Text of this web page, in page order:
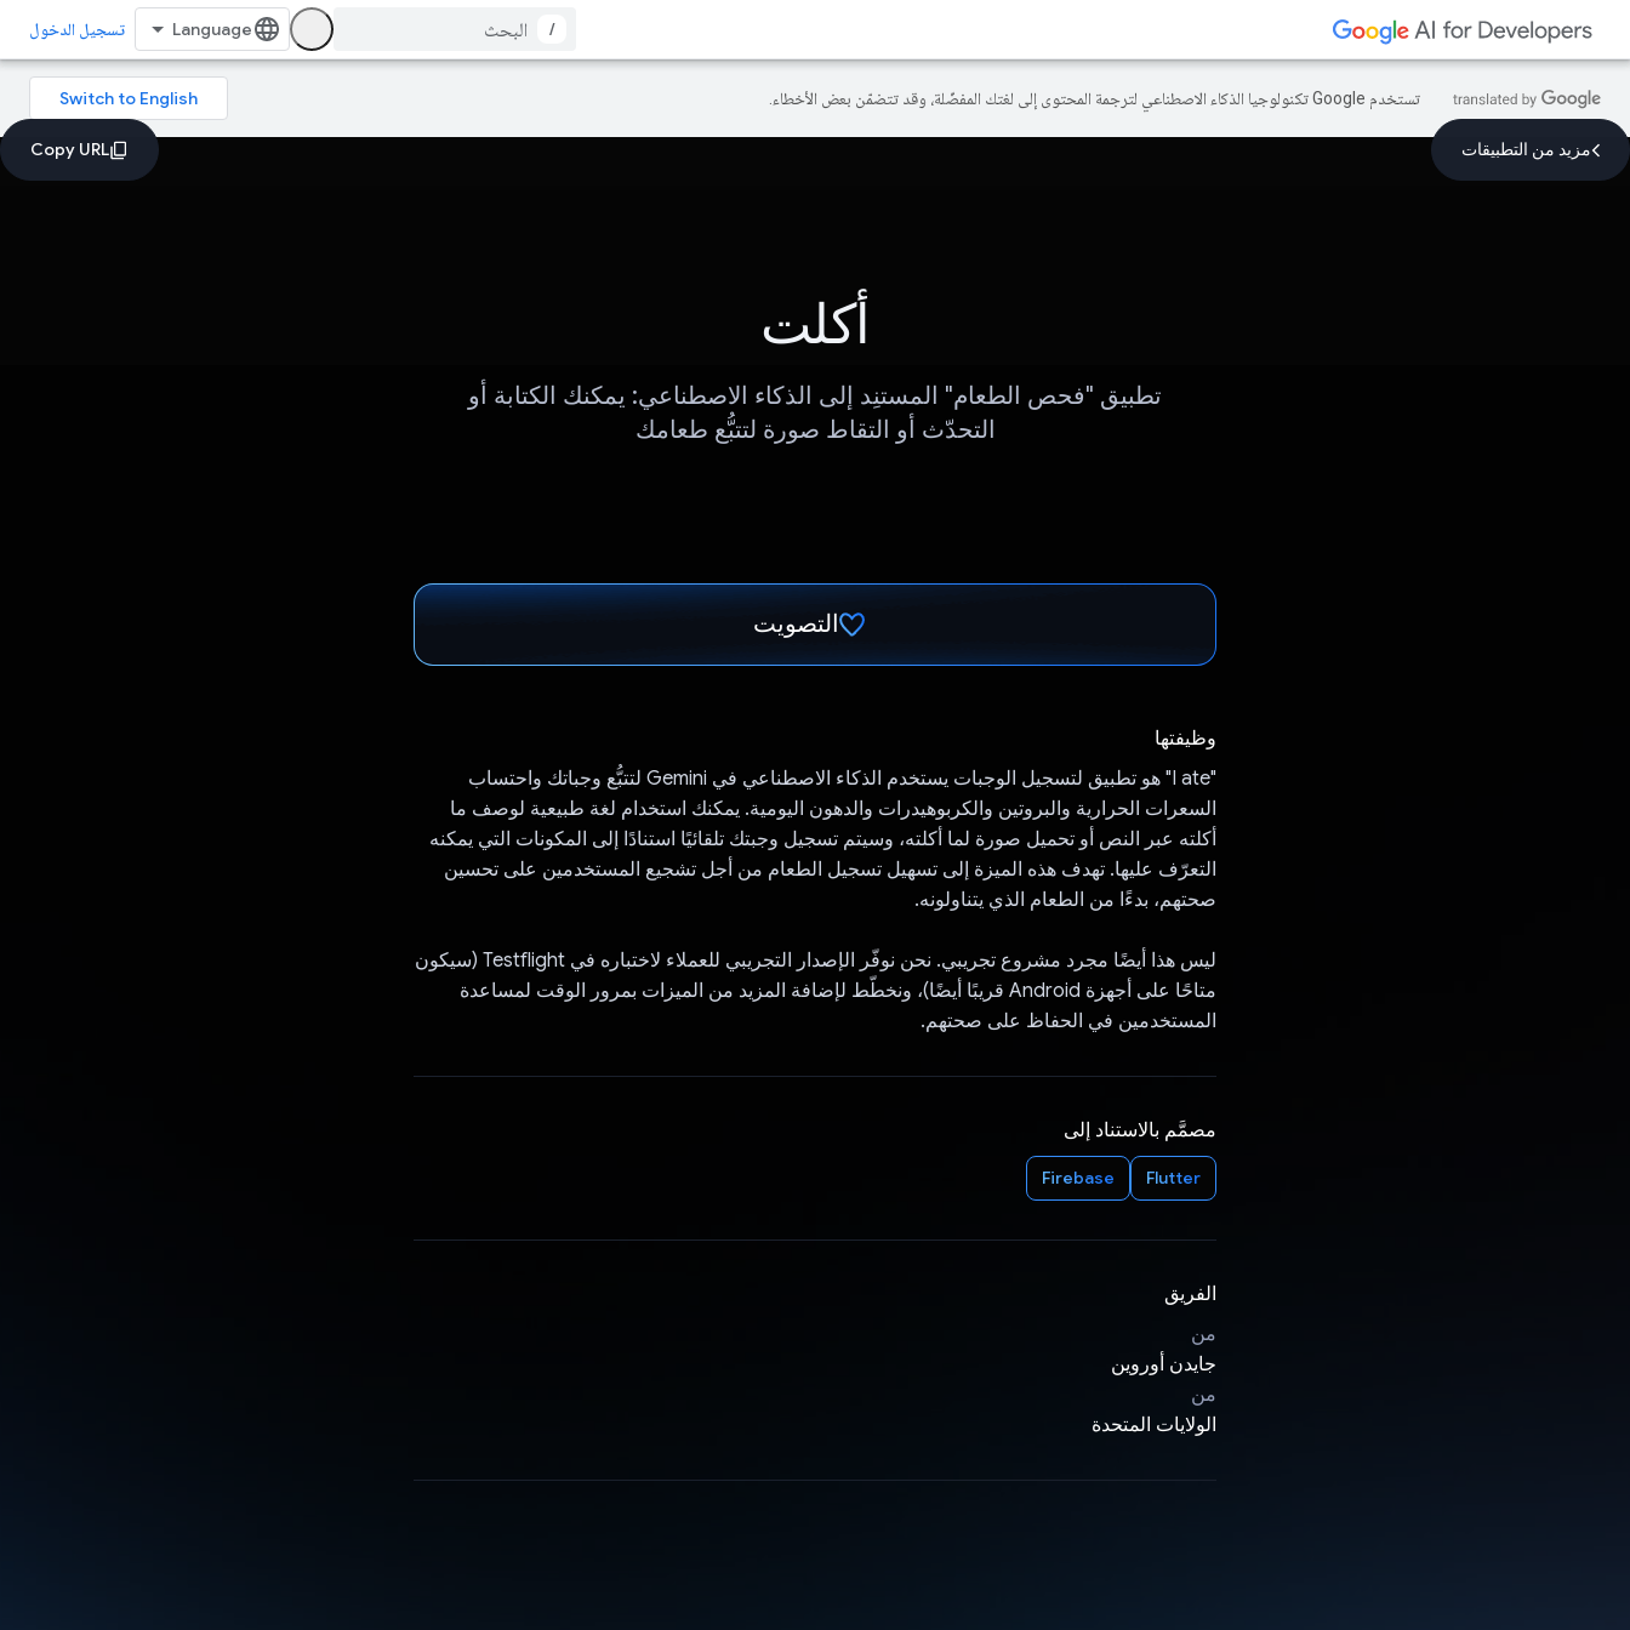
/ تسجيل الدخول
تستخدم Google تكنولوجيا الذكاء الاصطناعي لترجمة المحتوى إلى لغتك المفضّلة، وقد تتضمّن بعض الأخطاء.
مزيد من التطبيقات
أكلت
تطبيق "فحص الطعام" المستنِد إلى الذكاء الاصطناعي: يمكنك الكتابة أو
التحدّث أو التقاط صورة لتتبُّع طعامك
التصويت
وظيفتها
"I ate" هو تطبيق لتسجيل الوجبات يستخدم الذكاء الاصطناعي في Gemini لتتبُّع وجباتك واحتساب
السعرات الحرارية والبروتين والكربوهيدرات والدهون اليومية. يمكنك استخدام لغة طبيعية لوصف ما
أكلته عبر النص أو تحميل صورة لما أكلته، وسيتم تسجيل وجبتك تلقائيًا استنادًا إلى المكونات التي يمكنه
التعرّف عليها. تهدف هذه الميزة إلى تسهيل تسجيل الطعام من أجل تشجيع المستخدمين على تحسين
صحتهم، بدءًا من الطعام الذي يتناولونه.
ليس هذا أيضًا مجرد مشروع تجريبي. نحن نوفّر الإصدار التجريبي للعملاء لاختباره في Testflight (سيكون
متاحًا على أجهزة Android قريبًا أيضًا)، ونخطّط لإضافة المزيد من الميزات بمرور الوقت لمساعدة
المستخدمين في الحفاظ على صحتهم.
مصمَّم بالاستناد إلى
Flutter
Firebase
الفريق
من
جايدن أوروين
من
الولايات المتحدة